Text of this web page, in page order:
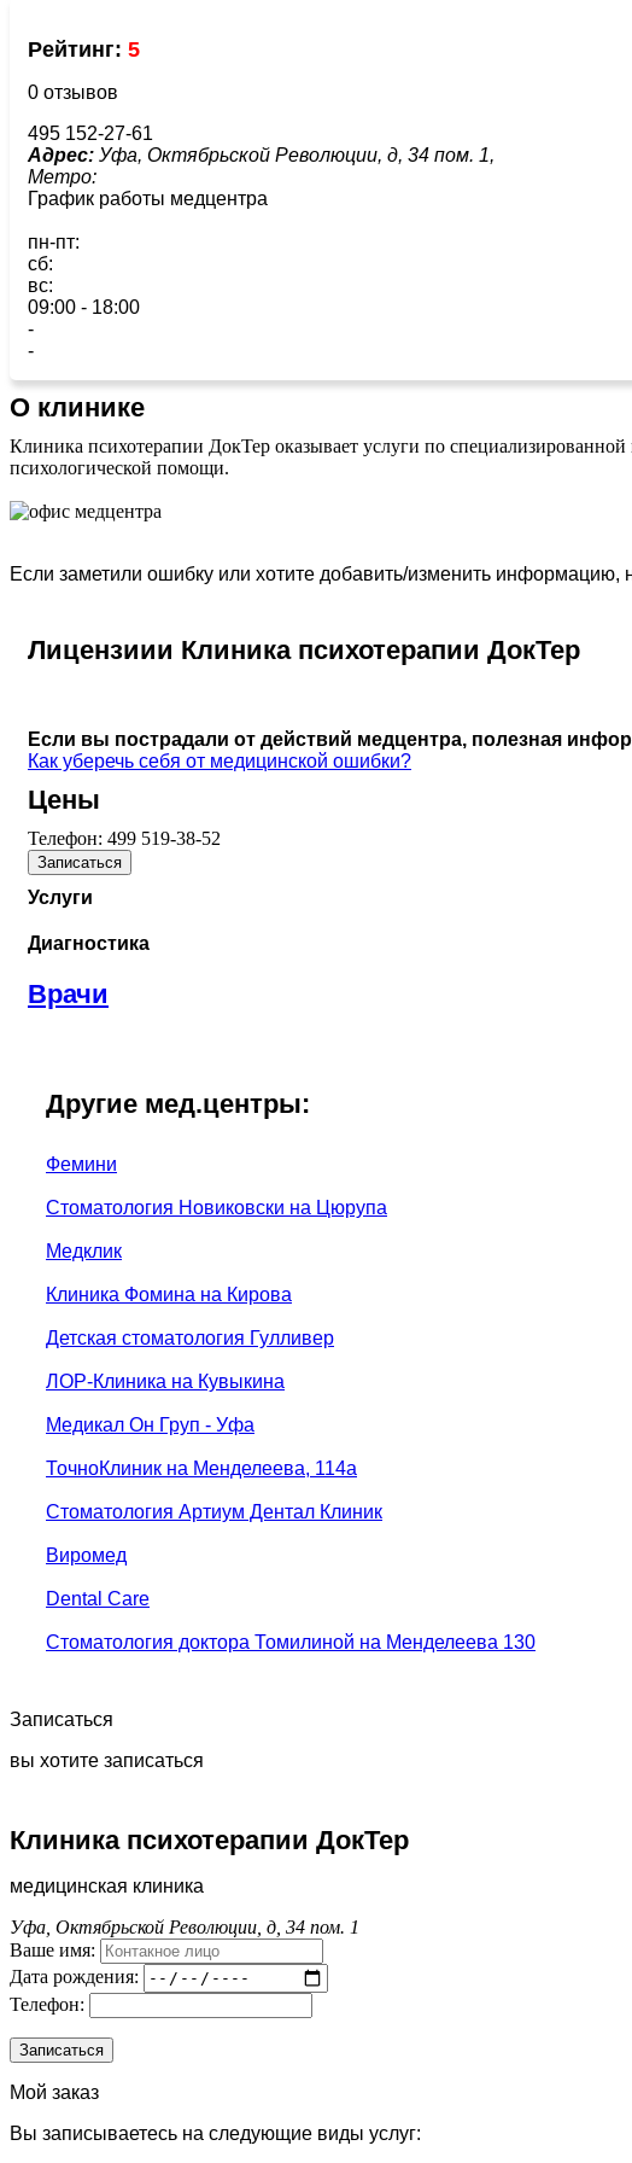
Рейтинг: 5
0 отзывов
495 152-27-61
Адрес: Уфа, Октябрьской Революции, д, 34 пом. 1,
Метро:
График работы медцентра
пн-пт:
сб:
вс:
09:00 - 18:00
-
-
О клинике
Клиника психотерапии ДокТер оказывает услуги по
психологической помощи.
Если заметили ошибку или хотите добавить/изменить информацию,
Лицензиии Клиника психотерапии ДокТер
Если вы пострадали от действий медцентра, полезная
Как уберечь себя от медицинской ошибки?
Цены
Телефон: 499 519-38-52
Записаться
Услуги
Диагностика
Врачи
Другие мед.центры:
Фемини
Стоматология Новиковски на Цюрупа
Медклик
Клиника Фомина на Кирова
Детская стоматология Гулливер
ЛОР-Клиника на Кувыкина
Медикал Он Груп - Уфа
ТочноКлиник на Менделеева, 114а
Стоматология Артиум Дентал Клиник
Виромед
Dental Care
Стоматология доктора Томилиной на Менделеева 130
Записаться
вы хотите записаться
Клиника психотерапии ДокТер
медицинская клиника
Уфа, Октябрьской Революции, д, 34 пом. 1
Ваше имя:
Дата рождения:
Телефон:
Мой заказ
Вы записываетесь на следующие виды услуг: